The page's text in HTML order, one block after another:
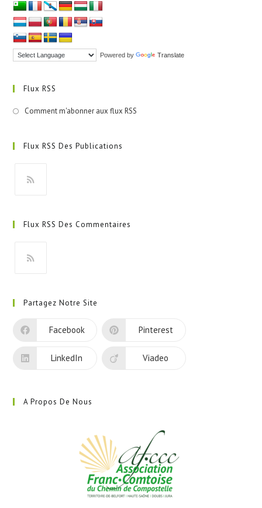
Powered by Translate
Flux RSS
Comment m'abonner aux flux RSS
Flux RSS Des Publications
un
onglet
Flux RSS Des Commentaires
un
nouvel
Partagez Notre Site
Facebook Pinterest
LinkedIn Viadeo
A Propos De Nous